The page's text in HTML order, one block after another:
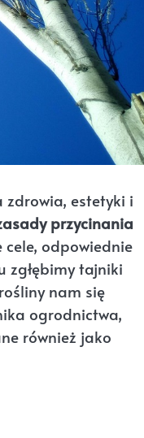
zdrowia, estetyki i
przycinania
cele, odpowiednie
zgłębimy tajniki
nam się
ogrodnictwa,
również jako